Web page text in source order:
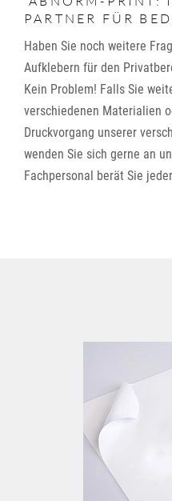
PARTNER FÜR
Haben Sie noch weitere
Aufklebern für den
Kein Problem! Falls Sie
verschiedenen Materialien
Druckvorgang unserer
wenden Sie sich gerne an
Fachpersonal berät Sie